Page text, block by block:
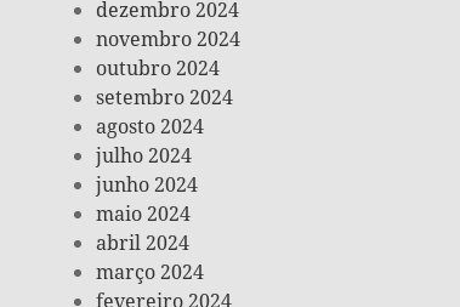
dezembro 2024
novembro 2024
outubro 2024
setembro 2024
agosto 2024
julho 2024
junho 2024
maio 2024
abril 2024
março 2024
fevereiro 2024